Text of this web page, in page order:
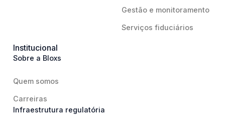
Gestão e monitoramento
Serviços fiduciários
Institucional
Sobre a Bloxs
Quem somos
Carreiras
Infraestrutura regulatória